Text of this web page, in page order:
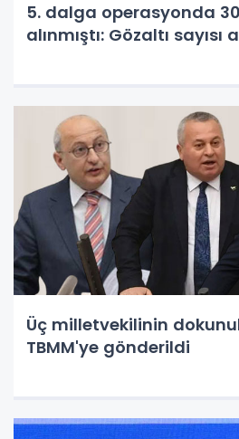
5. dalga operasyonda
alınmıştı: Gözaltı sayısı
Üç milletvekilinin
TBMM'ye gönderildi